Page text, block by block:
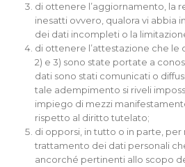
di ottenere l’aggiornamento, la
inesatti ovvero, qualora vi abbia
dei dati incompleti o la
di ottenere l’attestazione che le
2) e 3) sono state portate a
dati sono stati comunicati o
tale adempimento si riveli
impiego di mezzi
rispetto al diritto tutelato;
di opporsi, in tutto o in parte, per
trattamento dei dati personali
ancorché pertinenti allo scopo